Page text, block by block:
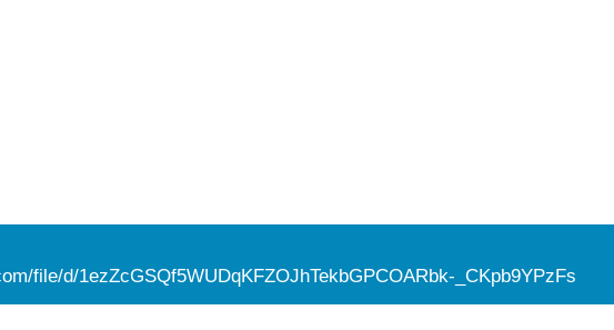
file/d/1ezZcGSQf5WUDqKFZOJhTekbGPCOARbk-_CKpb9YPzFs